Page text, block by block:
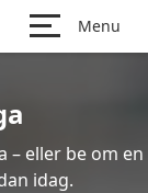
Menu
– eller be om en
idag.